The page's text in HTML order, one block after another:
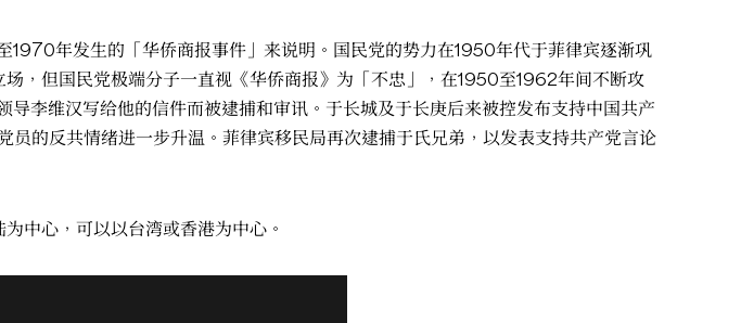
年发生的「华侨商报事件」来说明。国民党的势力在1950年代于菲律宾逐渐巩
，但国民党极端分子一直视《华侨商报》为「不忠」，在1950至1962年间不断攻
李维汉写给他的信件而被逮捕和审讯。于长城及于长庚后来被控发布支持中国共产
的反共情绪进一步升温。菲律宾移民局再次逮捕于氏兄弟，以发表支持共产党言论
中心，可以以台湾或香港为中心。